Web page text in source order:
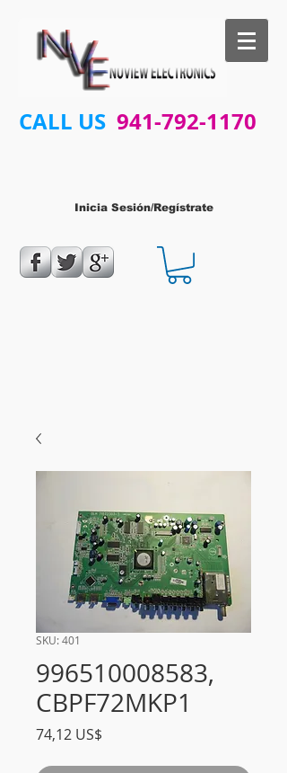
CALL US 941-792-1170
Inicia Sesión/Regístrate
SKU: 401
996510008583,
CBPF72MKP1
74,12 US$